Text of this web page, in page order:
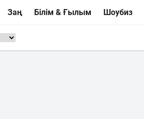
Заң Білім & Ғылым Шоубиз